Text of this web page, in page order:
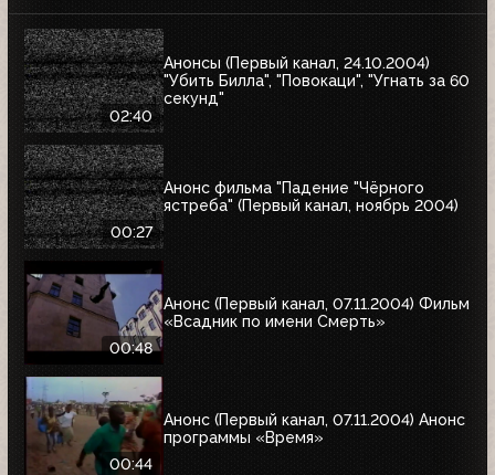
02:40
Анонсы (Первый канал, 24.10.2004)
"Убить Билла", "Повокаци", "Угнать за 60
секунд"
00:27
Анонс фильма "Падение "Чёрного
ястреба" (Первый канал, ноябрь 2004)
00:48
Анонс (Первый канал, 07.11.2004) Фильм
«Всадник по имени Смерть»
00:44
Анонс (Первый канал, 07.11.2004) Анонс
программы «Время»